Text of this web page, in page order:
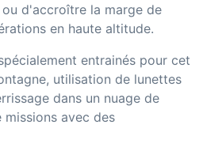
d'accroître la marge de
en haute altitude.
entrainés pour cet
utilisation de lunettes
dans un nuage de
avec des